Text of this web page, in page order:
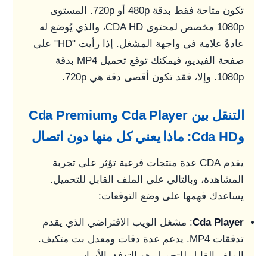
تكون متاحة فقط بدقة 480p أو 720p. المستوى
1080p مخصص لمحتوى CDA HD، والذي يُوضع له
عادةً علامة في واجهة المشغل. إذا رأيت "HD" على
صفحة الفيديو، فيمكنك توقع تحميل MP4 بدقة
1080p. وإلا، فقد تكون أقصى دقة هي 720p.
التنقل بين Cda Player وCda Premium
وCda HD: ماذا يعني كل منها دون اتصال
يقدم CDA عدة منتجات فرعية تؤثر على تجربة
المشاهدة، وبالتالي على الملف القابل للتحميل.
يساعدك فهمها على وضع التوقعات:
Cda Player: مشغل الويب الافتراضي الذي يقدم
تدفقات MP4. يدعم عدة دقات ومعدل بت متكيف.